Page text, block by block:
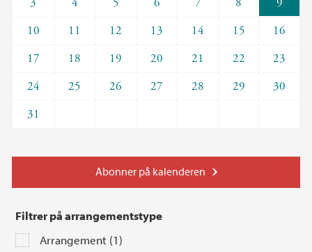
10
11 12 13 14 15
16
17
18 19 20 21 22
23
24
25 26 27 28 29
30
31
Filtrer på arrangementstype
Arrangement (1)
Abonner på kalenderen